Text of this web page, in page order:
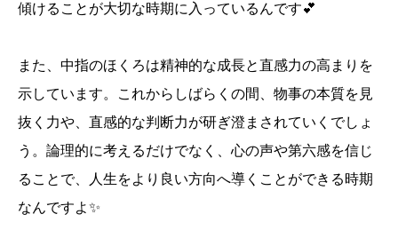
傾けることが大切な時期に入っているんです💕
また、中指のほくろは精神的な成長と直感力の高まりを
示しています。これからしばらくの間、物事の本質を見
抜く力や、直感的な判断力が研ぎ澄まされていくでしょ
う。論理的に考えるだけでなく、心の声や第六感を信じ
ることで、人生をより良い方向へ導くことができる時期
なんですよ✨